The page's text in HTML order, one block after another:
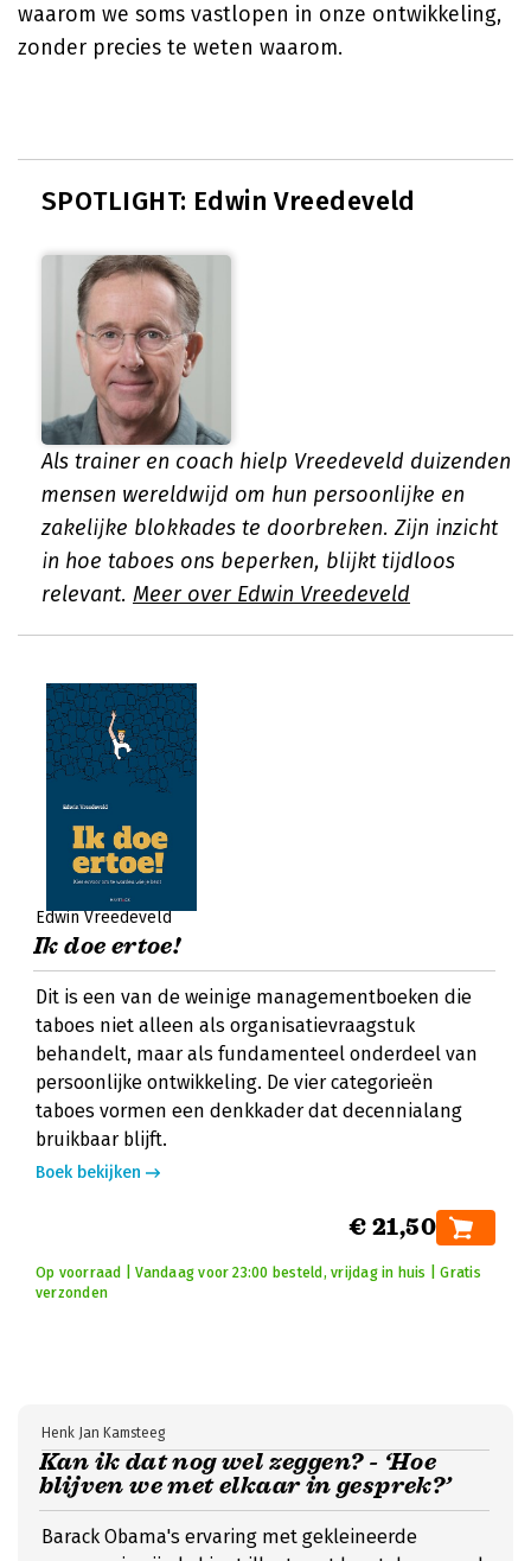
waarom we soms vastlopen in onze ontwikkeling,
zonder precies te weten waarom.
SPOTLIGHT: Edwin Vreedeveld
Als trainer en coach hielp Vreedeveld duizenden
mensen wereldwijd om hun persoonlijke en
zakelijke blokkades te doorbreken. Zijn inzicht
in hoe taboes ons beperken, blijkt tijdloos
relevant. Meer over Edwin Vreedeveld
Edwin Vreedeveld
Ik doe ertoe!
Dit is een van de weinige managementboeken die
taboes niet alleen als organisatievraagstuk
behandelt, maar als fundamenteel onderdeel van
persoonlijke ontwikkeling. De vier categorieën
taboes vormen een denkkader dat decennialang
bruikbaar blijft.
Boek bekijken
€ 21,50
Op voorraad | Vandaag voor 23:00 besteld, vrijdag in huis | Gratis
verzonden
Kan ik dat nog wel zeggen? - ‘Hoe
blijven we met elkaar in gesprek?’
Henk Jan Kamsteeg
Barack Obama's ervaring met gekleineerde